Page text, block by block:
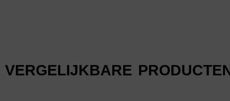
VERGELIJKBARE